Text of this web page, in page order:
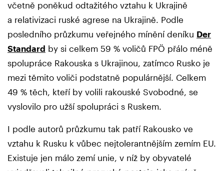
včetně poněkud odtažitého vztahu k Ukrajině
a relativizaci ruské agrese na Ukrajině. Podle
posledního průzkumu veřejného mínění deníku Der
Standard by si celkem 59 % voličů FPÖ přálo méně
spolupráce Rakouska s Ukrajinou, zatímco Rusko je
mezi těmito voliči podstatně populárnější. Celkem
49 % těch, kteří by volili rakouské Svobodné, se
vyslovilo pro užší spolupráci s Ruskem.
I podle autorů průzkumu tak patří Rakousko ve
vztahu k Rusku k vůbec nejtolerantnějším zemím EU.
Existuje jen málo zemí unie, v níž by obyvatelé